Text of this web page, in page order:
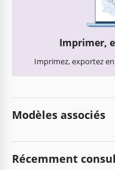
Imprimer,
Imprimez, exportez
Modèles associés
Récemment